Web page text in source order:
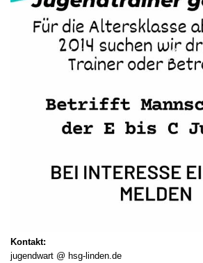
Kontakt:
jugendwart @ hsg-linden.de